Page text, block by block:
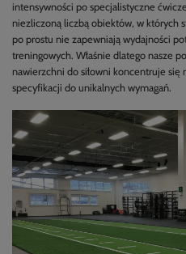
intensywności po specjalistyczne
niezliczoną liczbą obiektów, w których
po prostu nie zapewniają wydajności
treningowych. Właśnie dlatego nasze
nawierzchni do siłowni koncentruje się
specyfikacji do unikalnych wymagań.